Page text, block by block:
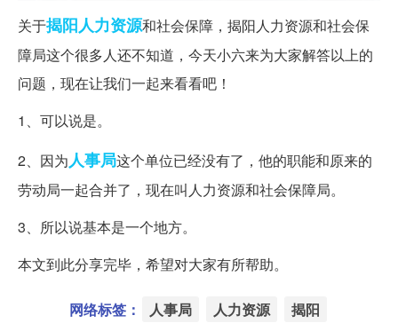
关于揭阳人力资源和社会保障，揭阳人力资源和社会保
障局这个很多人还不知道，今天小六来为大家解答以上的
问题，现在让我们一起来看看吧！
1、可以说是。
2、因为人事局这个单位已经没有了，他的职能和原来的
劳动局一起合并了，现在叫人力资源和社会保障局。
3、所以说基本是一个地方。
本文到此分享完毕，希望对大家有所帮助。
网络标签： 人事局 人力资源 揭阳